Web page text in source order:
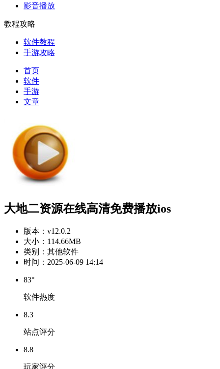
影音播放
教程攻略
软件教程
手游攻略
首页
软件
手游
文章
大地二资源在线高清免费播放ios
版本： v12.0.2
大小： 114.66MB
类别： 其他软件
时间： 2025-06-09 14:14
83°
软件热度
8.3
站点评分
8.8
玩家评分